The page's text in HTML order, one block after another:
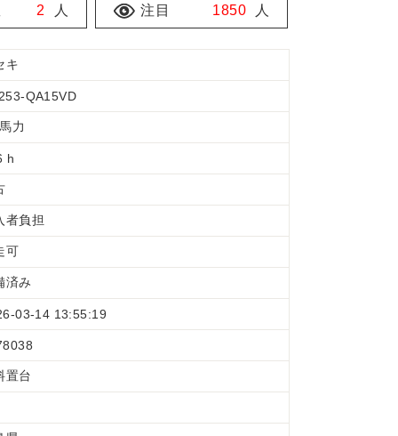
2 人 注目 1850 人
キ
QA15VD
力
h
者負担
可
済み
03-14 13:55:19
置台